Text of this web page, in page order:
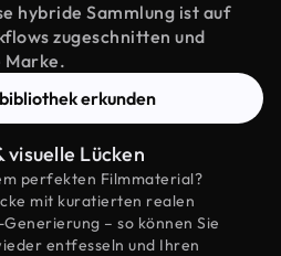
hybride Sammlung ist auf
zugeschnitten und
Marke.
erkunden
Lücken
perfekten Filmmaterial?
mit kuratierten realen
– so können Sie
entfesseln und Ihren